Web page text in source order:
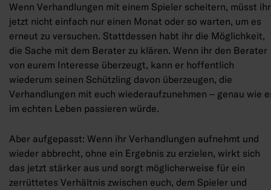
Wenn Verhandlungen mit einem Spieler scheitern, müsst ihr
jetzt nicht einfach nur einen Monat oder so warten, um es
erneut zu versuchen. Stattdessen habt ihr die Möglichkeit,
die Sache mit dem Berater zu klären. Wenn ihr den Berater
von eurem Interesse überzeugt, kann er hoffentlich
wiederum seinen Schützling davon überzeugen, die
Verhandlungen mit euch wiederaufzunehmen – genau wie
im echten Leben passieren würde.
Aber aufgepasst: Wenn ihr Verhandlungen aufnehmt und
wieder abbrecht, ohne ein Ergebnis zu erzielen, wirkt sich
das jetzt stärker aus und sorgt möglicherweise für ein
zerrüttetes Verhältnis zwischen euch, dem Spieler und